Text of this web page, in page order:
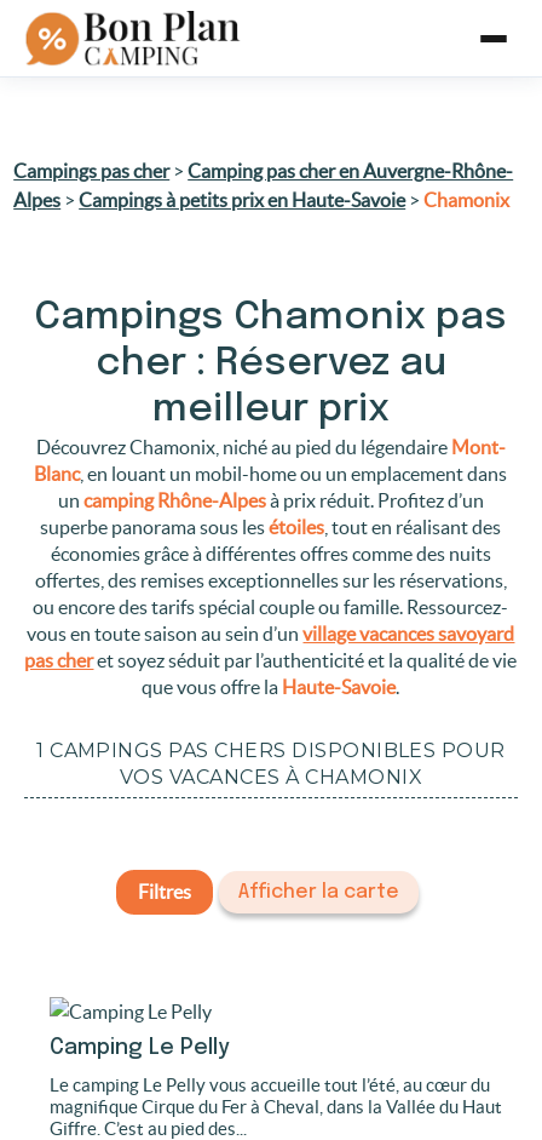
Campings pas cher>Camping pas cher en Auvergne-Rhône-
Alpes >Campings à petits prix en Haute-Savoie>Chamonix
Campings Chamonix pas
cher : Réservez au
meilleur prix
Découvrez Chamonix, niché au pied du légendaire Mont-
Blanc, en louant un mobil-home ou un emplacement dans
un camping Rhône-Alpesà prix réduit. Profitez d’un
superbe panorama sous lesétoiles , tout en réalisant des
économies grâce à différentes offres comme des nuits
offertes, des remises exceptionnelles sur les réservations,
ou encore des tarifs spécial couple ou famille. Ressourcez-
vous en toute saison au sein d’unvillage vacances savoyard
pas cheret soyez séduit par l’authenticité et la qualité de vie
que vous offre la Haute-Savoie.
1 CAMPINGS PAS CHERS DISPONIBLES POUR
VOS VACANCES À CHAMONIX
Filtres Afficher la carte
Camping Le Pelly
Le camping Le Pelly vous accueille tout l’été, au cœur du
magnifique Cirque du Fer à Cheval, dans la Vallée du Haut
Giffre. C’est au pied des...